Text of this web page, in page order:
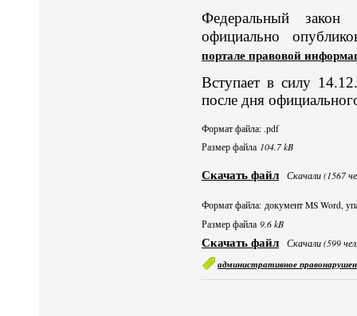
Федеральный
официально
портале правовой
Вступает в силу
после дня
Формат файла: .pdf
Размер файла 104.7 kB
Скачать файл Скачали (1567
Формат файла: документ MS Word,
Размер файла9.6 kB
Скачать файл Скачали (599
административное